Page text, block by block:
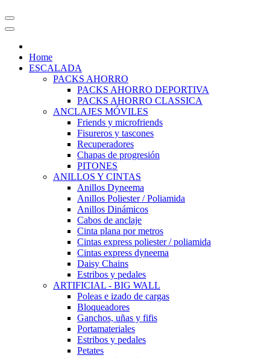
Home
ESCALADA
PACKS AHORRO
PACKS AHORRO DEPORTIVA
PACKS AHORRO CLASSICA
ANCLAJES MÓVILES
Friends y microfriends
Fisureros y tascones
Recuperadores
Chapas de progresión
PITONES
ANILLOS Y CINTAS
Anillos Dyneema
Anillos Poliester / Poliamida
Anillos Dinámicos
Cabos de anclaje
Cinta plana por metros
Cintas express poliester / poliamida
Cintas express dyneema
Daisy Chains
Estribos y pedales
ARTIFICIAL - BIG WALL
Poleas e izado de cargas
Bloqueadores
Ganchos, uñas y fifis
Portamateriales
Estribos y pedales
Petates